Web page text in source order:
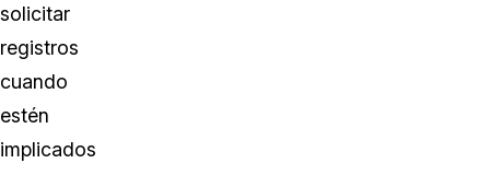
solicitar
registros
cuando
estén
implicados